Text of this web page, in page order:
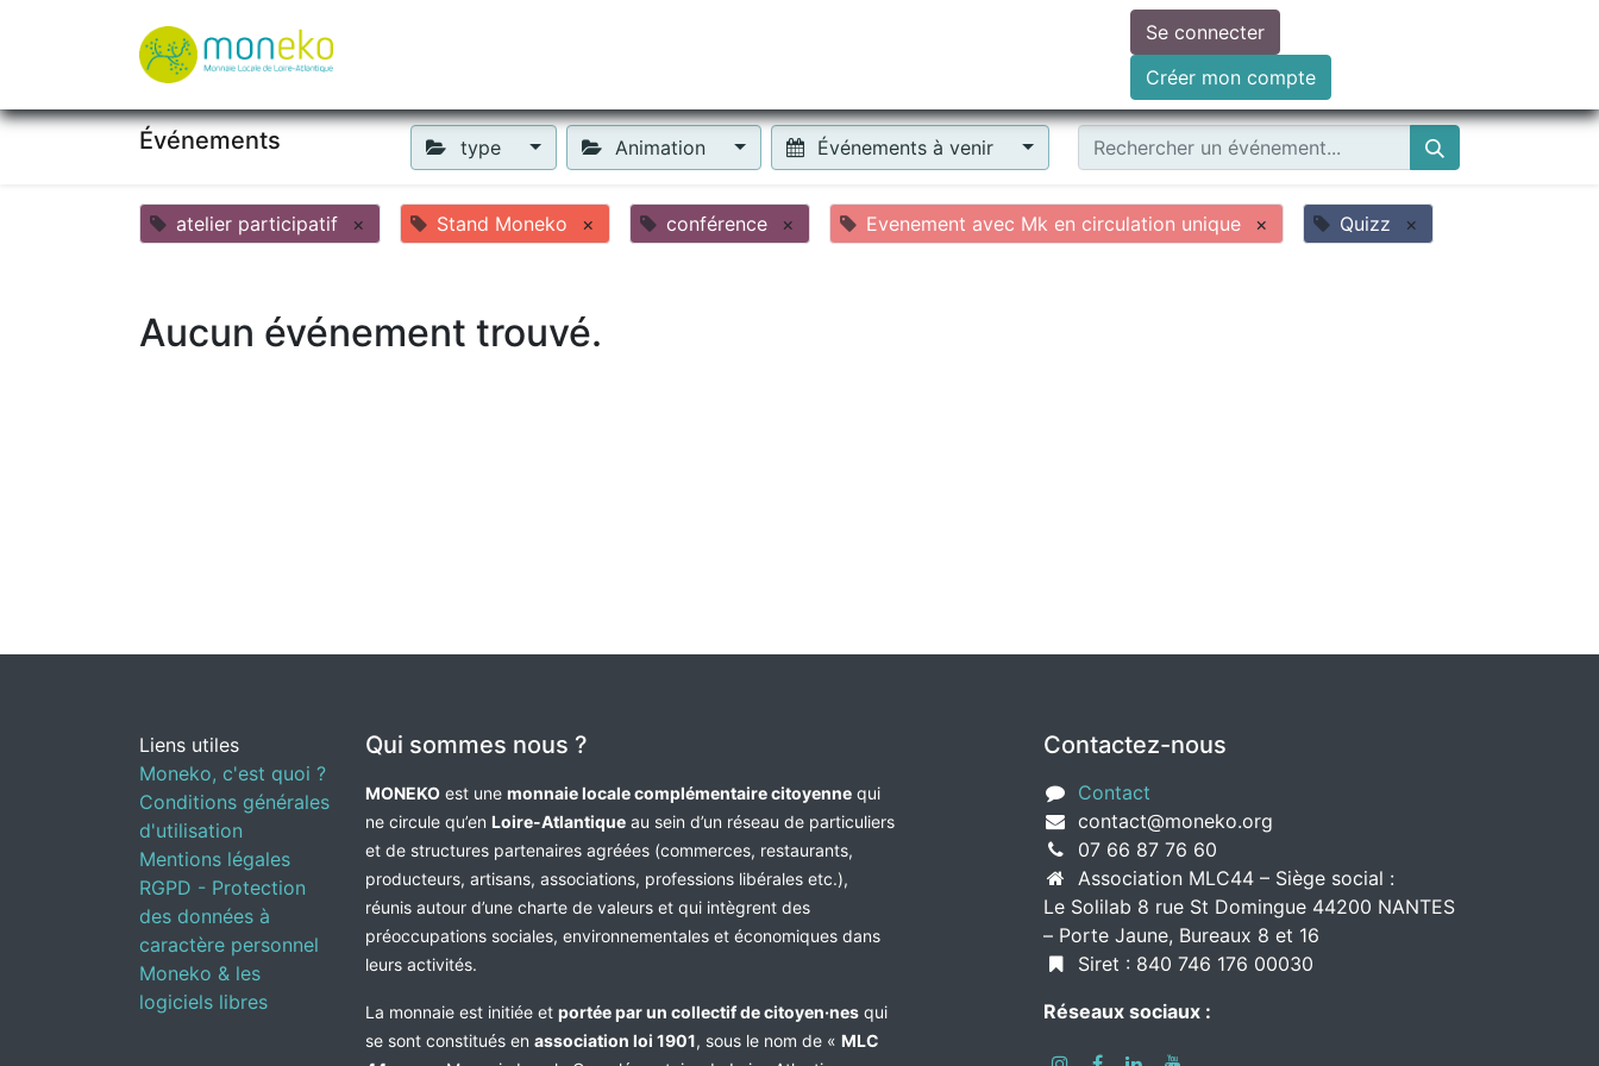
Faire un don
Se connecter
Créer mon compte
Événements type Animation Événements à venir
atelier participatif × Stand Moneko × conférence × Evenement avec Mk en circulation unique × Quizz ×
Aucun événement trouvé.
Liens utiles
Moneko, c'est quoi ?
Conditions générales
d'utilisation
Mentions légales
RGPD - Protection
des données à
caractère personnel
Moneko & les
logiciels libres
Qui sommes nous ?
MONEKO est une monnaie locale complémentaire citoyenne qui
ne circule qu’en Loire-Atlantique au sein d’un réseau de particuliers
et de structures partenaires agréées (commerces, restaurants,
producteurs, artisans, associations, professions libérales etc.),
réunis autour d’une charte de valeurs et qui intègrent des
préoccupations sociales, environnementales et économiques dans
leurs activités.
La monnaie est initiée et portée par un collectif de citoyen·nes qui
se sont constitués en association loi 1901, sous le nom de « MLC
Contactez-nous
Contact
contact@moneko.org
07 66 87 76 60
Association MLC44 – Siège social :
Le Solilab 8 rue St Domingue 44200 NANTES
– Porte Jaune, Bureaux 8 et 16
Siret : 840 746 176 00030
Réseaux sociaux :